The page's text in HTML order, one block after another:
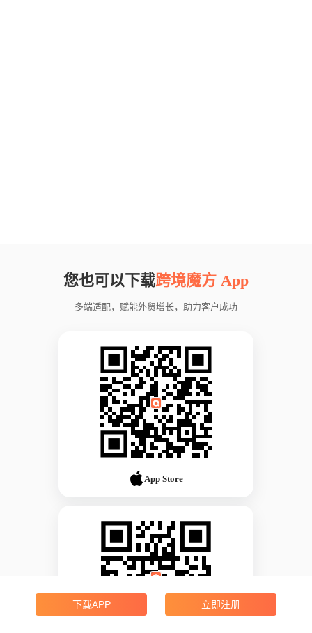
您也可以下载跨境魔方 App
多端适配，赋能外贸增长，助力客户成功
App Store
下载APP 立即注册